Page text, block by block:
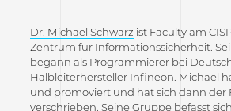
Dr. Michael Schwarz ist Faculty am
Zentrum für Informationssicherheit.
begann als Programmierer bei
Halbleiterhersteller Infineon. Michael
und promoviert und hat sich dann der
verschrieben. Seine Gruppe befasst